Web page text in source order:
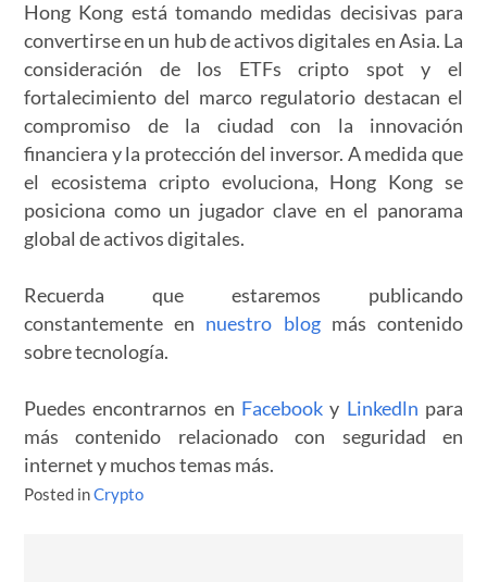
Hong Kong está tomando medidas decisivas para
convertirse en un hub de activos digitales en Asia. La
consideración de los ETFs cripto spot y el
fortalecimiento del marco regulatorio destacan el
compromiso de la ciudad con la innovación
financiera y la protección del inversor. A medida que
el ecosistema cripto evoluciona, Hong Kong se
posiciona como un jugador clave en el panorama
global de activos digitales.
Recuerda que estaremos publicando
constantemente en nuestro blogmás contenido
sobre tecnología.
Puedes encontrarnos en Facebook y Linkedln para
más contenido relacionado con seguridad en
internet y muchos temas más.
Posted inCrypto